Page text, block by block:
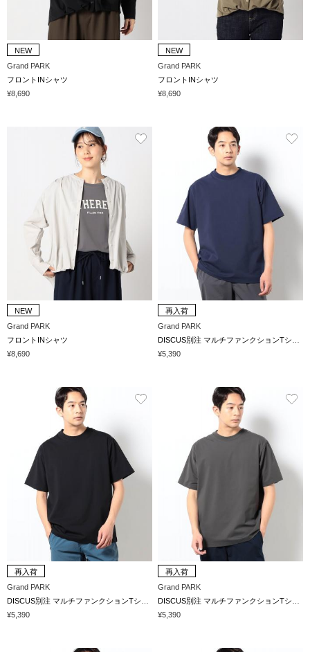
NEW
Grand PARK
フロントINシャツ
¥8,690
NEW
Grand PARK
フロントINシャツ
¥8,690
NEW
Grand PARK
フロントINシャツ
¥8,690
再入荷
Grand PARK
DISCUS別注 マルチファンクションTシャツ
¥5,390
再入荷
Grand PARK
¥5,390
再入荷
Grand PARK
¥5,390